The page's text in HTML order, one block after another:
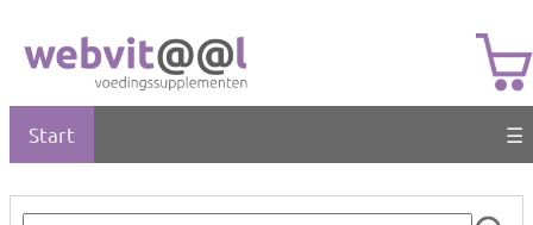
Start ☰